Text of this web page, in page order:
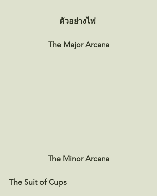
ตัวอย่างไพ่
The Major Arcana
The Minor Arcana
The Suit of Cups